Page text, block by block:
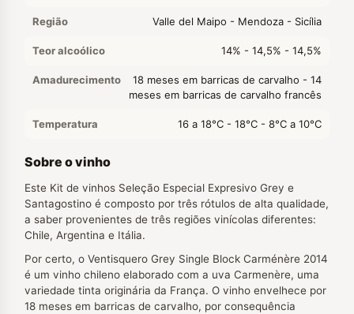
Região Valle del Maipo - Mendoza - Sicília
Teor alcoólico 14% - 14,5% - 14,5%
Amadurecimento
18 meses em barricas de carvalho - 14
meses em barricas de carvalho francês
Temperatura 16 a 18°C - 18°C - 8°C a 10°C
Sobre o vinho
Este Kit de vinhos Seleção Especial Expresivo Grey e
Santagostino é composto por três rótulos de alta qualidade,
a saber provenientes de três regiões vinícolas diferentes:
Chile, Argentina e Itália.
Por certo, o Ventisquero Grey Single Block Carménère 2014
é um vinho chileno elaborado com a uva Carmenère, uma
variedade tinta originária da França. O vinho envelhece por
18 meses em barricas de carvalho, por consequência